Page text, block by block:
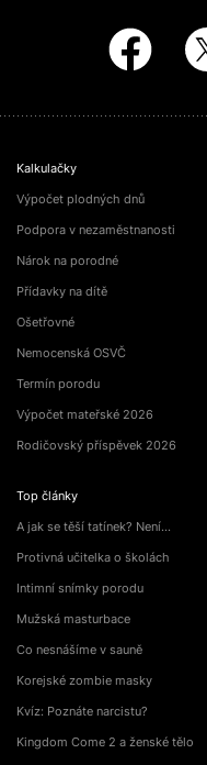
Kalkulačky
Výpočet plodných dnů
Podpora v nezaměstnanosti
Nárok na porodné
Přídavky na dítě
Ošetřovné
Nemocenská OSVČ
Termín porodu
Výpočet mateřské 2026
Rodičovský příspěvek 2026
Top články
A jak se těší tatínek? Není…
Protivná učitelka o školách
Intimní snímky porodu
Mužská masturbace
Co nesnášíme v sauně
Korejské zombie masky
Kvíz: Poznáte narcistu?
Kingdom Come 2 a ženské tělo